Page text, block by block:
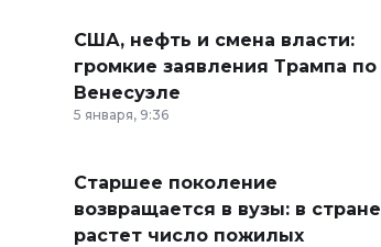
США, нефть и смена власти:
громкие заявления Трампа по
Венесуэле
5 января, 9:36
Старшее поколение
возвращается в вузы: в стране
растет число пожилых